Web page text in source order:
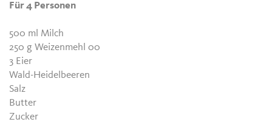
Für 4 Personen
500 ml Milch
250 g Weizenmehl 00
3 Eier
Wald-Heidelbeeren
Salz
Butter
Zucker